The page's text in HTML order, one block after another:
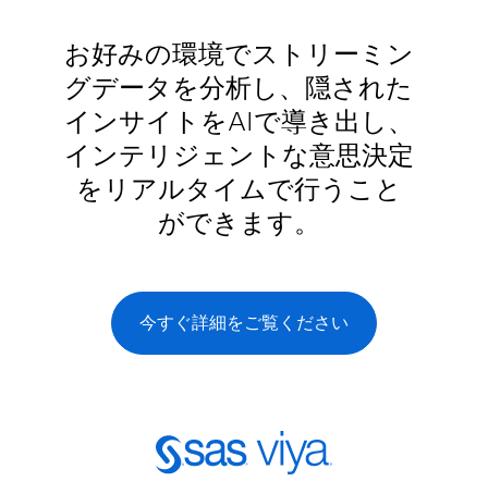
お好みの環境でストリーミン
グデータを分析し、隠された
インサイトをAIで導き出し、
インテリジェントな意思決定
をリアルタイムで行うこと
ができます。
今すぐ詳細をご覧ください